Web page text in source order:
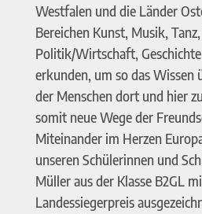
Westfalen und die Länder
Bereichen Kunst, Musik,
Politik/Wirtschaft,
erkunden, um so das Wissen
der Menschen dort und hier
somit neue Wege der
Miteinander im Herzen
unseren Schülerinnen und
Müller aus der Klasse B2GL
Landessiegerpreis